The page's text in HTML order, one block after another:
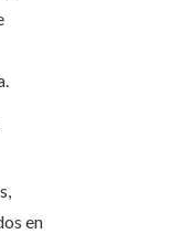
en